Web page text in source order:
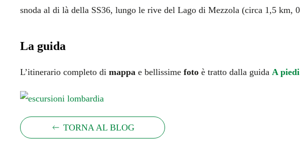
snoda al di là della SS36, lungo le rive del Lago di Mezzola (circa 1,5 km,
La guida
L’itinerario completo di mappa e bellissime foto è tratto dalla guida A
TORNA AL BLOG